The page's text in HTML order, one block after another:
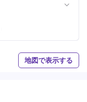
地図で表示する